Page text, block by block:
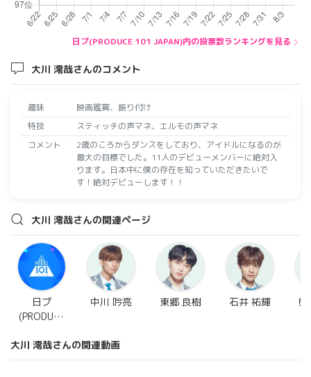
日プ(PRODUCE 101 JAPAN)内の投票数ランキングを見る
大川 澪哉さんのコメント
趣味
映画鑑賞、振り付け
特技
スティッチの声マネ、エルモの声マネ
コメント
2歳のころからダンスをしており、アイドルになるのが
最大の目標でした。11人のデビューメンバーに絶対入
ります。日本中に僕の存在を知っていただきたいで
す！絶対デビューします！！
大川 澪哉さんの関連ページ
日プ
(PRODUCE
JAPAN)
中川 吟亮 東郷 良樹 石井 祐輝 熊
大川 澪哉さんの関連動画